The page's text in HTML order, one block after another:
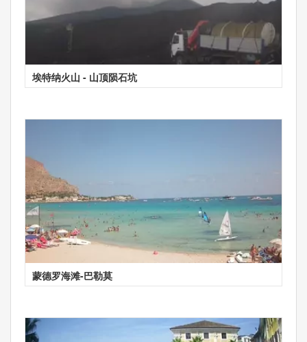
埃特纳火山 - 山顶陨石坑
蒙德罗海滩-巴勒莫